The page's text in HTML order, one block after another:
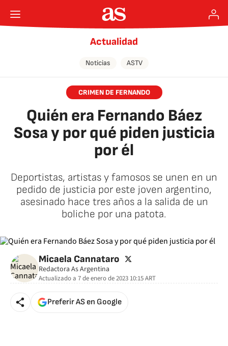
Actualidad
Noticias ASTV
CRIMEN DE FERNANDO
Quién era Fernando Báez
Sosa y por qué piden justicia
por él
Deportistas, artistas y famosos se unen en un
pedido de justicia por este joven argentino,
asesinado hace tres años a la salida de un
boliche por una patota.
Micaela Cannataro twitter
Redactora As Argentina
Actualizado a 7 de enero de 2023 10:15ART
Preferir AS en Google